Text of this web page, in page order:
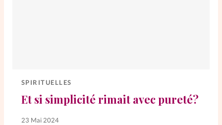
SPIRITUELLES
Et si simplicité rimait avec pureté?
23 Mai 2024